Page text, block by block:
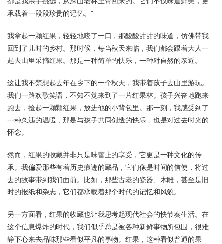
承载着一段段珍贵的记忆。”
我拿起一颗红果，轻轻地咬了一口，那酸酸甜甜的味道，仿佛带我
回到了儿时的乡村。那时候，每当秋天来临，我们都会跟着大人一
起去山里采摘红果。那是一种简单的快乐，一种对自然的亲近。
这让我不禁想起去年在乡下的一个秋天，我带着孩子去山里游玩。
我们一路欢歌笑语，不知不觉来到了一片红果林。孩子兴奋地跑来
跑去，捡起一颗颗红果，放进他的小背包里。那一刻，我感受到了
一种久违的温暖，那是与孩子共同创造的快乐，也是对过去时光的
怀念。
然而，红果的收藏并非只是味蕾上的享受，它更是一种文化的传
承。我偏爱那些有着历史痕迹的藏品，它们像是时间的信使，将过
去的故事带到我们面前。比如，那些古老的瓷器、木雕，甚至是旧
时的报纸和杂志，它们都承载着那个时代的记忆和风貌。
另一方面看，红果的收藏也让我思考起现代社会的快节奏生活。在
这个信息爆炸的时代，我们似乎总是被各种新鲜事物所包围，很难
静下心来去品味那些看似平凡的事物。红果，这种看似普通的果